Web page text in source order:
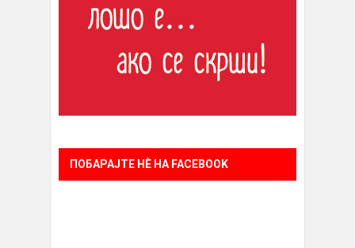
ПОБАРАЈТЕ НÈ НА FACEBOOK